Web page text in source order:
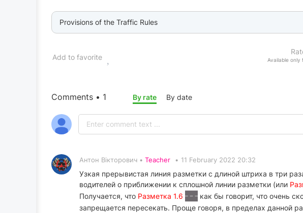
Provisions of the Traffic Rules
Available only
Add to favorite
Comments • 1 By rate By date
Антон Вікторович • Teacher • 11 February 2022 20:32
Узкая прерывистая линия разметки с длиной штриха в три
водителей о приближении к сплошной линии разметки (или
Получается, что Разметка 1.6
как бы говорит, что очень
запрещается пересекать. Проще говоря, в пределах данной